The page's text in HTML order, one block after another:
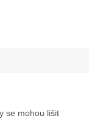
se mohou lišit